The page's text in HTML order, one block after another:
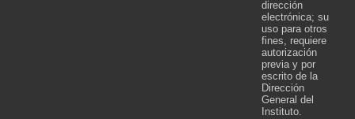
dirección
electrónica; su
uso para otros
fines, requiere
autorización
previa y por
escrito de la
Dirección
General del
Instituto.